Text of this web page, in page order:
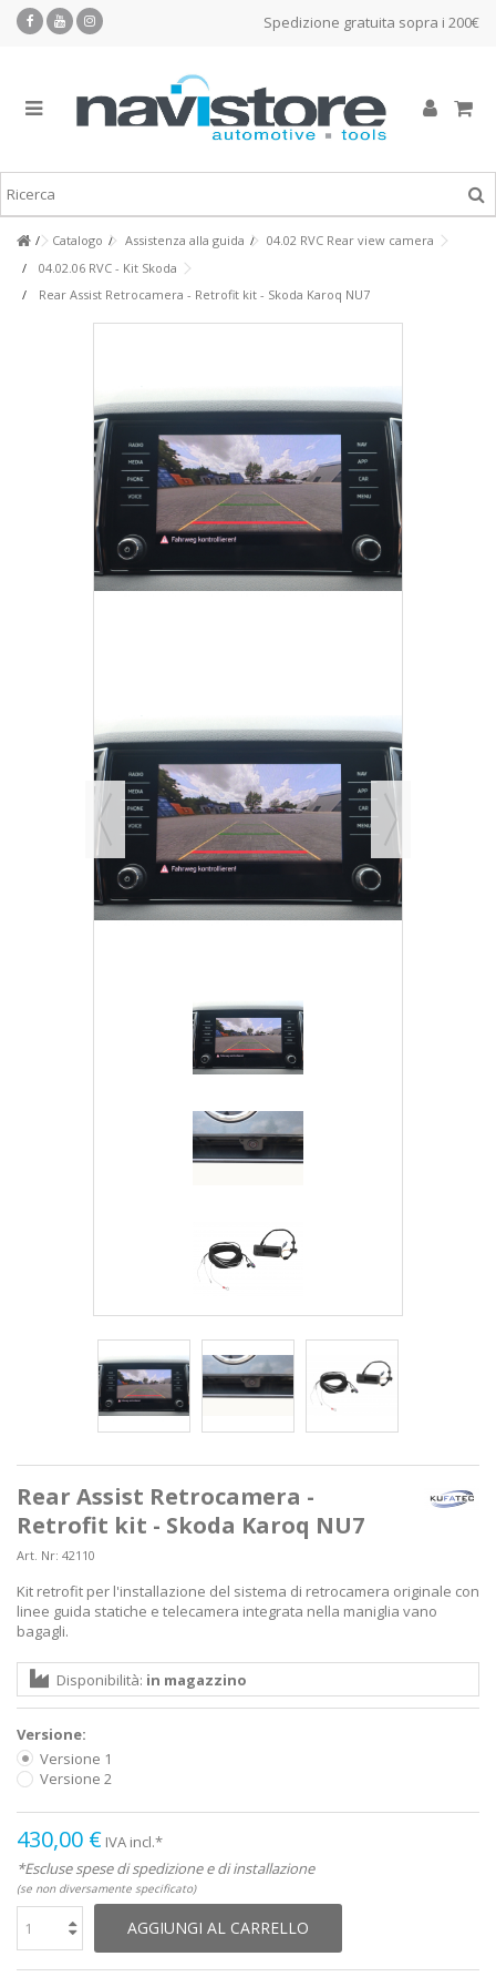
Spedizione gratuita sopra i 200€
Catalogo Assistenza alla guida
04.02 RVC Rear view camera
04.02.06 RVC - Kit Skoda
Rear Assist Retrocamera - Retrofit kit - Skoda Karoq NU7
Rear Assist Retrocamera -
Retrofit kit - Skoda Karoq NU7
Art. Nr: 42110
Kit retrofit per l'installazione del sistema di retrocamera originale con
linee guida statiche e telecamera integrata nella maniglia vano
bagagli.
Disponibilità: in magazzino
Versione:
Versione 1
Versione 2
430,00 € IVA incl.*
*Escluse spese di spedizione e di installazione
(se non diversamente specificato)
AGGIUNGI AL CARRELLO